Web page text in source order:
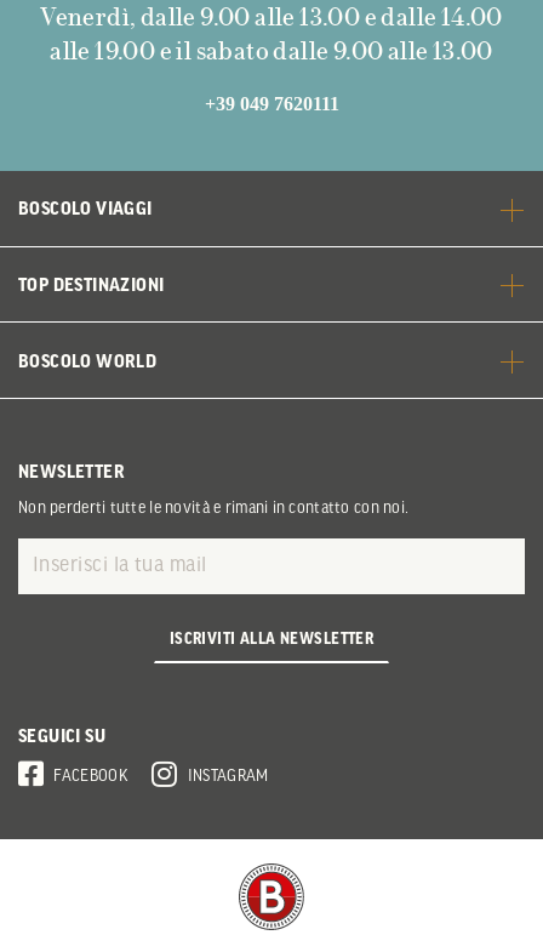
Venerdì, dalle 9.00 alle 13.00 e dalle 14.00
alle 19.00 e il sabato dalle 9.00 alle 13.00
+39 049 7620111
BOSCOLO VIAGGI
TOP DESTINAZIONI
BOSCOLO WORLD
NEWSLETTER
Non perderti tutte le novità e rimani in contatto con noi.
ISCRIVITI ALLA NEWSLETTER
SEGUICI SU
FACEBOOK INSTAGRAM